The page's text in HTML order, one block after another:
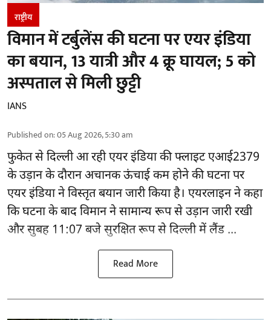
राष्ट्रीय
विमान में टर्बुलेंस की घटना पर एयर इंडिया
का बयान, 13 यात्री और 4 क्रू घायल; 5 को
अस्पताल से मिली छुट्टी
IANS
Published on:05 Aug 2026, 5:30 am
फुकेत सेदिल्लीआ रही एयर इंडिया की फ्लाइट एआई2379
के उड़ान के दौरान अचानक ऊंचाई कम होने की घटना पर
एयर इंडिया ने विस्तृत बयान जारी किया है। एयरलाइन ने कहा
कि घटना के बाद विमान ने सामान्य रूप से उड़ान जारी रखी
और सुबह 11:07 बजे सुरक्षित रूप से दिल्ली में लैंड ...
Read More